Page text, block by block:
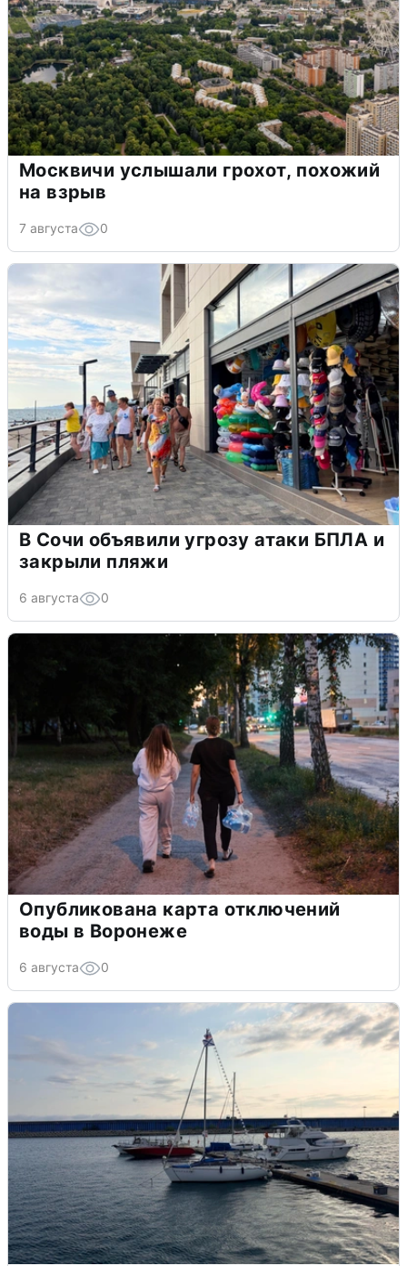
Москвичи услышали грохот, похожий
на взрыв
7 августа 0
В Сочи объявили угрозу атаки БПЛА и
закрыли пляжи
6 августа 0
Опубликована карта отключений
воды в Воронеже
6 августа 0